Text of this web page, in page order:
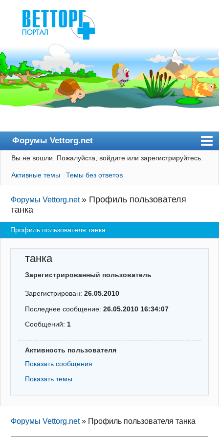
Форумы Vettorg.net
Главная
Пользователи
Правила
Поиск
Регистрация
Вход
Вы не вошли. Пожалуйста, войдите или зарегистрируйтесь.
Активные темы Темы без ответов
Форумы Vettorg.net » Профиль пользователя
танка
Профиль пользователя танка
танка
Зарегистрированный пользователь
Зарегистрирован:26.05.2010
Последнее сообщение:26.05.2010 16:34:07
Сообщений: 1
Активность пользователя
Показать сообщения
Показать темы
Форумы Vettorg.net » Профиль пользователя танка